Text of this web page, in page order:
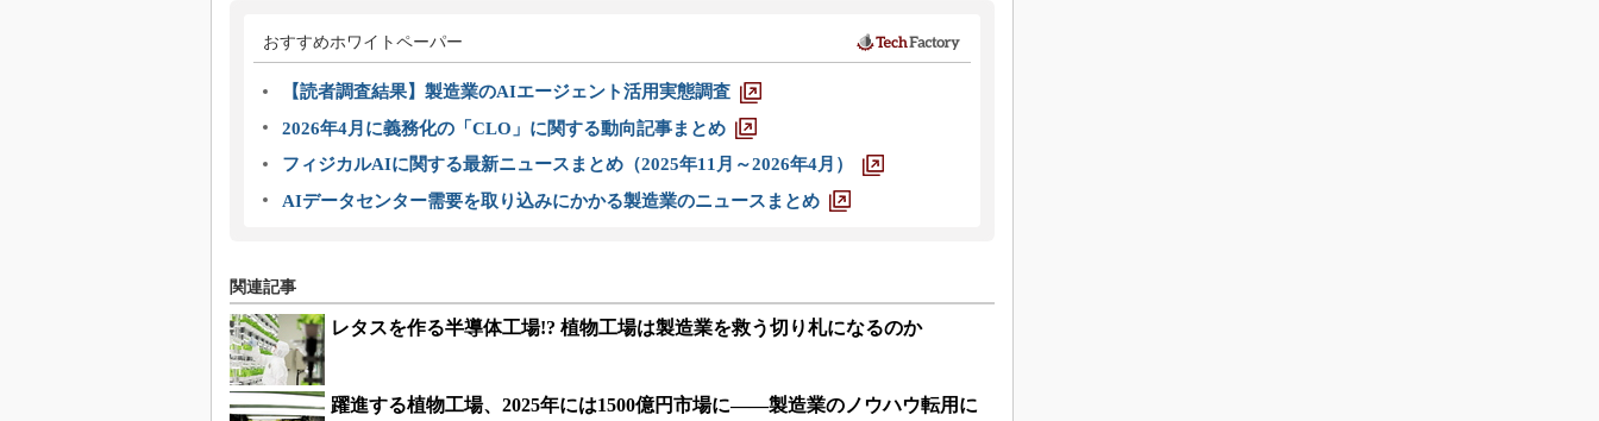
おすすめホワイトペーパー
【読者調査結果】製造業のAIエージェント活用実態調査
2026年4月に義務化の「CLO」に関する動向記事まとめ
フィジカルAIに関する最新ニュースまとめ（2025年11月～2026年4月）
AIデータセンター需要を取り込みにかかる製造業のニュースまとめ
関連記事
レタスを作る半導体工場!? 植物工場は製造業を救う切り札になるのか
躍進する植物工場、2025年には1500億円市場に――製造業のノウハウ転用に